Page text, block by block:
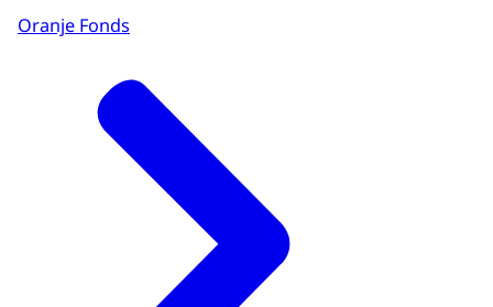
Oranje Fonds